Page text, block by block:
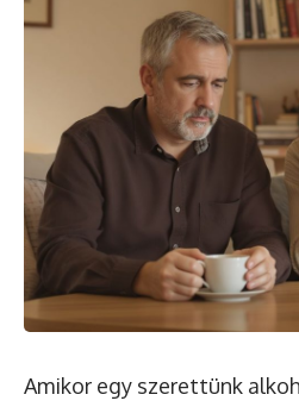
Amikor egy szerettünk